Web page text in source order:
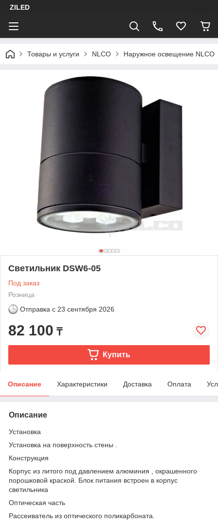
ZILED
Товары и услуги NLCO Наружное освещение NLCO
Светильник DSW6-05
Под заказ
Розница
Отправка с 23 сентября 2026
82 100 ₸
Купить
Описание Характеристики Доставка Оплата
Описание
Установка
Установка на поверхность стены .
Конструкция
Корпус из литого под давлением алюминия , окрашенного
порошковой краской. Блок питания встроен в корпус
светильника
Оптическая часть
Рассеиватель из оптического поликарбоната.